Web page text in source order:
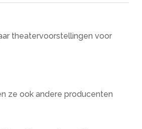
theatervoorstellingen voor
ze ook andere producenten